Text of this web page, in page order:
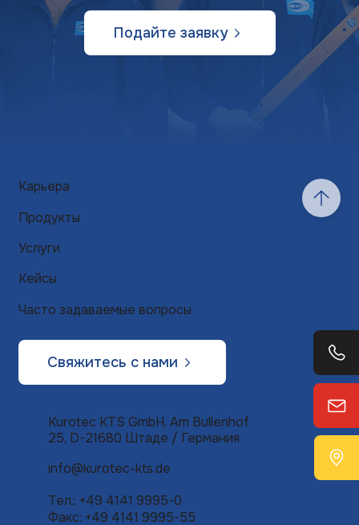
Подайте заявку
Тел.: +49 4141 9995-0
Факс: +49 4141 9995-55
Kurotec KTS GmbH, Am Bullenhof
25, D-21680 Штаде / Германия
info@kurotec-kts.de
Карьера
Продукты
Услуги
Кейсы
Часто задаваемые вопросы
Свяжитесь с нами